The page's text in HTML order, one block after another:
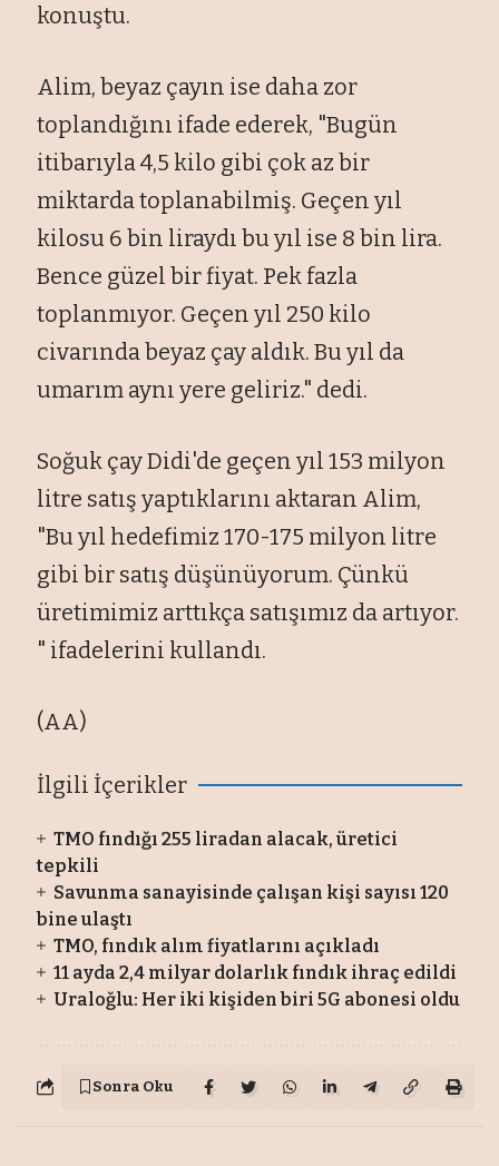
konuştu.
Alim, beyaz çayın ise daha zor
toplandığını ifade ederek, "Bugün
itibarıyla 4,5 kilo gibi çok az bir
miktarda toplanabilmiş. Geçen yıl
kilosu 6 bin liraydı bu yıl ise 8 bin lira.
Bence güzel bir fiyat. Pek fazla
toplanmıyor. Geçen yıl 250 kilo
civarında beyaz çay aldık. Bu yıl da
umarım aynı yere geliriz." dedi.
Soğuk çay Didi'de geçen yıl 153 milyon
litre satış yaptıklarını aktaran Alim,
"Bu yıl hedefimiz 170-175 milyon litre
gibi bir satış düşünüyorum. Çünkü
üretimimiz arttıkça satışımız da artıyor.
" ifadelerini kullandı.
(AA)
İlgili İçerikler
TMO fındığı 255 liradan alacak, üretici
tepkili
Savunma sanayisinde çalışan kişi sayısı 120
bine ulaştı
TMO, fındık alım fiyatlarını açıkladı
11 ayda 2,4 milyar dolarlık fındık ihraç edildi
Uraloğlu: Her iki kişiden biri 5G abonesi oldu
Sonra Oku